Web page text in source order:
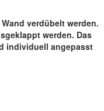
verdübelt werden.
werden. Das
individuell angepasst